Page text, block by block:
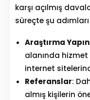
karşı açılmış
süreçte şu
Araştırma Yapın
alanında
internet
Referanslar:
almış kişilerin